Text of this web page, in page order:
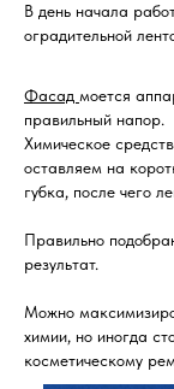
В день начала
оградительной
Фасад моется
правильный напор.
Химическое
оставляем на
губка, после чего
Правильно
результат.
Можно
химии, но иногда
косметическому